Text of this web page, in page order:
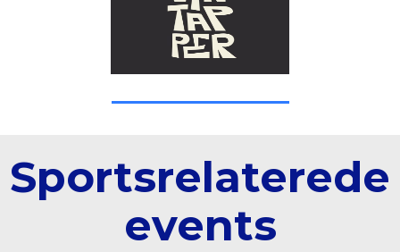
Sportsrelaterede
events